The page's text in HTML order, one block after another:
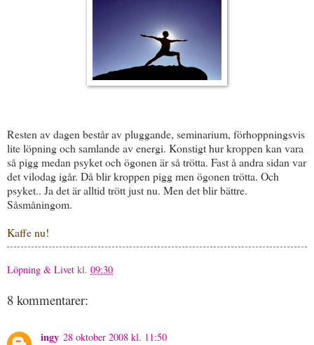
Resten av dagen består av pluggande, seminarium, förhoppningsvis
lite löpning och samlande av energi. Konstigt hur kroppen kan vara
så pigg medan psyket och ögonen är så trötta. Fast å andra sidan var
det vilodag igår. Då blir kroppen pigg men ögonen trötta. Och
psyket.. Ja det är alltid trött just nu. Men det blir bättre.
Såsmåningom.
Kaffe nu!
Löpning & Livet kl. 09:30
8 kommentarer:
ingy 28 oktober 2008 kl. 11:50